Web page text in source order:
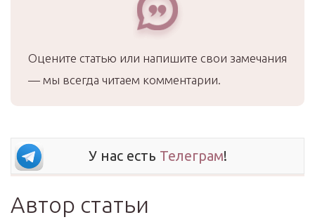
Оцените статью или напишите свои замечания
— мы всегда читаем комментарии.
У нас есть Телеграм!
Автор статьи